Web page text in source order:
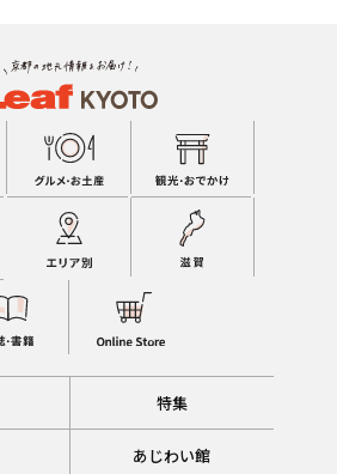
特集
あじわい館